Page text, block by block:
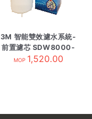
3M 智能雙效濾水系統-
前置濾芯 SDW8000-
C-CN
MOP 1,520.00